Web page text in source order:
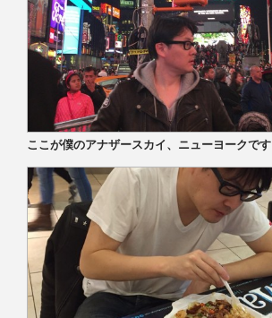
ここが僕のアナザースカイ、ニューヨークです